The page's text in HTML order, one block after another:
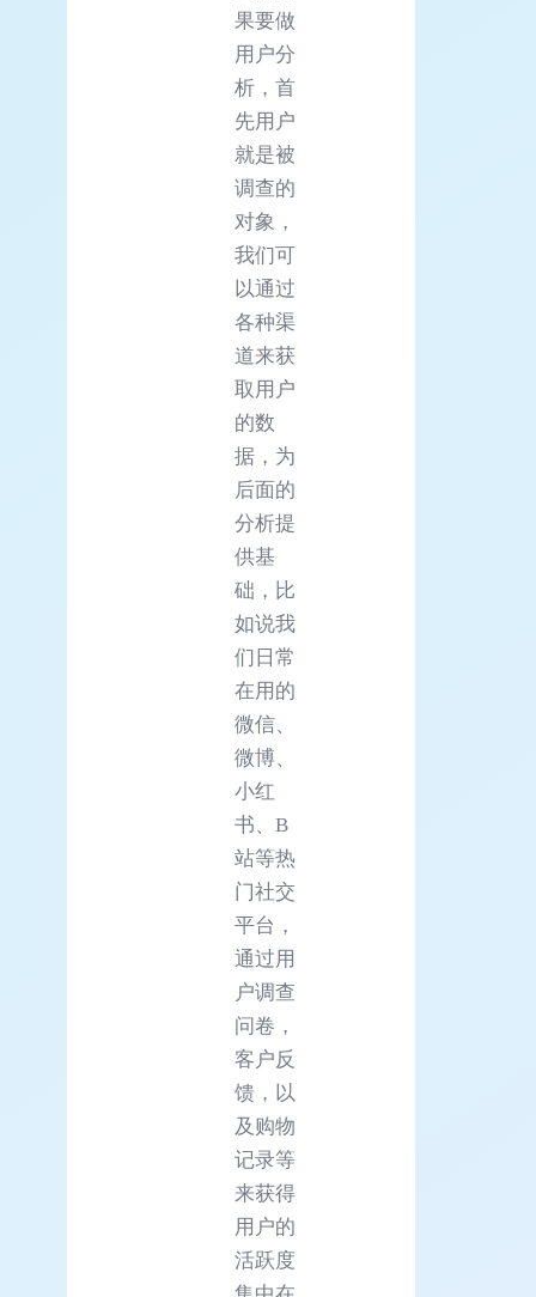
果要做
用户分
析，首
先用户
就是被
调查的
对象，
我们可
以通过
各种渠
道来获
取用户
的数
据，为
后面的
分析提
供基
础，比
如说我
们日常
在用的
微信、
微博、
小红
书、B
站等热
门社交
平台，
通过用
户调查
问卷，
客户反
馈，以
及购物
记录等
来获得
用户的
活跃度